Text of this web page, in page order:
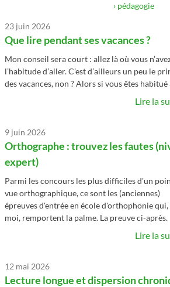
› pédagogie
23 juin 2026
Que lire pendant ses vacances ?
Mon conseil sera court : allez là où vous
l’habitude d’aller. C’est d’ailleurs un peu le
des vacances, non ? Alors si vous êtes habitué
Lire la
9 juin 2026
Orthographe : trouvez les fautes
expert)
Parmi les concours les plus difficiles d'un
vue orthographique, ce sont les (anciennes)
épreuves d'entrée en école d'orthophonie qui,
moi, remportent la palme. La preuve ci-après.
Lire la
12 mai 2026
Lecture longue et dispersion